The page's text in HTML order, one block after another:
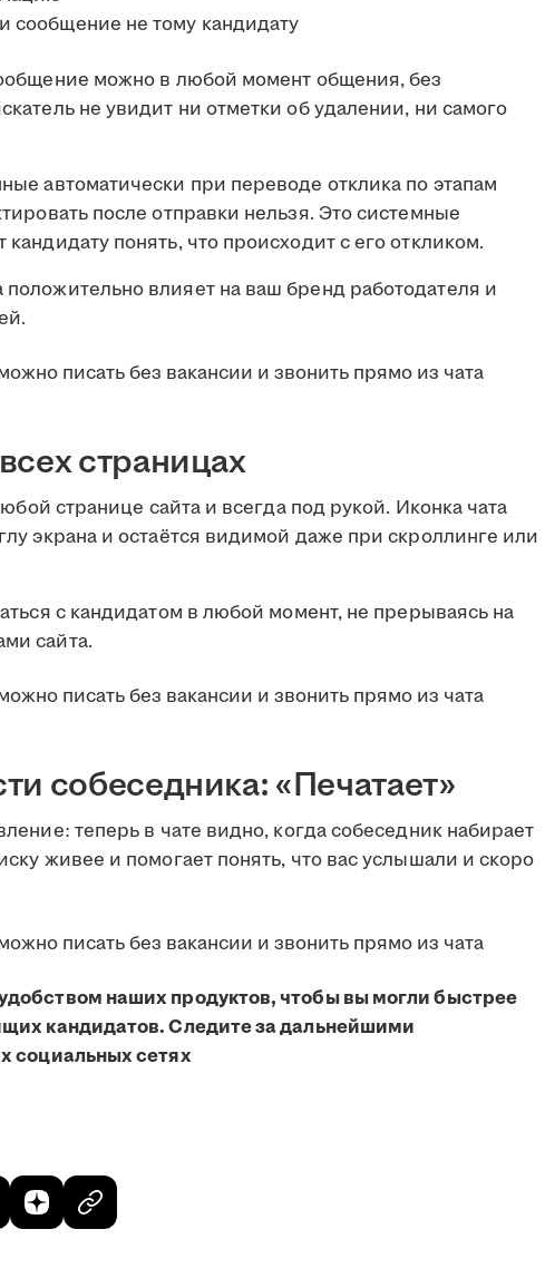
сообщение не тому кандидату
можно в любой момент общения, без
не увидит ни отметки об удалении, ни самого
автоматически при переводе отклика по этапам
после отправки нельзя. Это системные
понять, что происходит с его откликом.
влияет на ваш бренд работодателя и
страницах
странице сайта и всегда под рукой. Иконка чата
экрана и остаётся видимой даже при скроллинге или
с кандидатом в любой момент, не прерываясь на
сайта.
собеседника: «Печатает»
теперь в чате видно, когда собеседник набирает
живее и помогает понять, что вас услышали и скоро
наших продуктов, чтобы вы могли быстрее
кандидатов. Следите за дальнейшими
социальных сетях